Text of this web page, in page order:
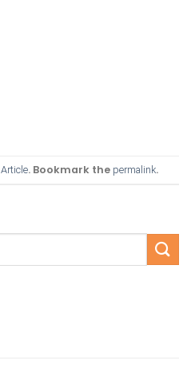
Article. Bookmark the permalink.